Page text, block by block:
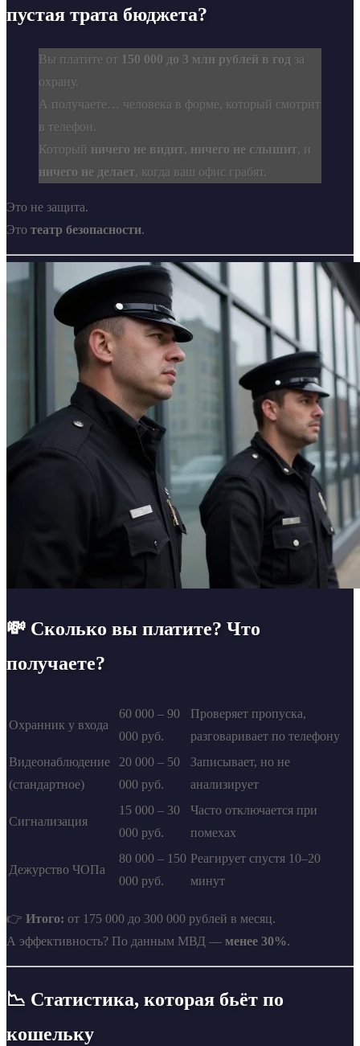
пустая трата бюджета?
Вы платите от 150 000 до 3 млн рублей в год за
охрану.
А получаете… человека в форме, который смотрит
в телефон.
Который ничего не видит, ничего не слышит, и
ничего не делает, когда ваш офис грабят.
Это не защита.
Это театр безопасности.
💸 Сколько вы платите? Что
получаете?
Охранник у входа
60 000 – 90
000 руб.
Проверяет пропуска,
разговаривает по телефону
Видеонаблюдение
(стандартное)
20 000 – 50
000 руб.
Записывает, но не
анализирует
Сигнализация
15 000 – 30
000 руб.
Часто отключается при
помехах
Дежурство ЧОПа
80 000 – 150
000 руб.
Реагирует спустя 10–20
минут
👉 Итого: от 175 000 до 300 000 рублей в месяц.
А эффективность? По данным МВД — менее 30%.
📉 Статистика, которая бьёт по
кошельку